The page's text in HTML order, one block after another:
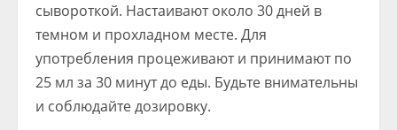
сывороткой. Настаивают около 30 дней в
темном и прохладном месте. Для
употребления процеживают и принимают по
25 мл за 30 минут до еды. Будьте внимательны
и соблюдайте дозировку.